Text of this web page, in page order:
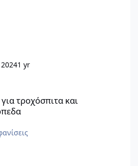
1 yr
τροχόσπιτα και